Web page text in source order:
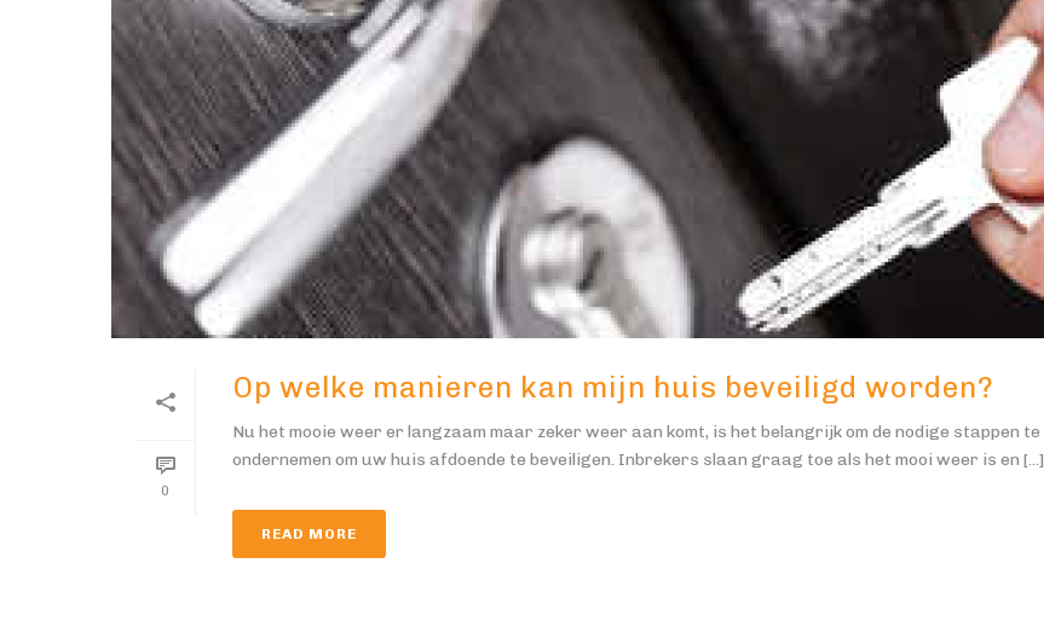
0
Op welke manieren kan mijn huis beveiligd worden?
Nu het mooie weer er langzaam maar zeker weer aan komt, is het belangrijk om de nodige stappen te
ondernemen om uw huis afdoende te beveiligen. Inbrekers slaan graag toe als het mooi weer is en [...]
READ MORE